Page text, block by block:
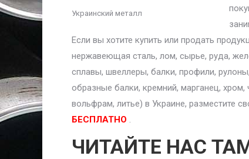
Украинский металл
Если вы хотите купить или продать
нержавеющая сталь, лом, сырье, руда,
сплавы, швеллеры, балки, профили,
образные балки, кремний, марганец,
вольфрам, литье) в Украине, разместите
БЕСПЛАТНО .
ЧИТАЙТЕ НАС